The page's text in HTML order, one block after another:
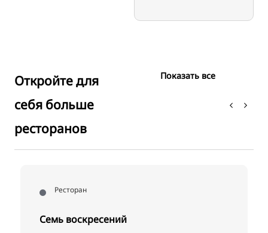
Откройте для
себя больше
ресторанов
Показать все
Ресторан
Семь воскресений